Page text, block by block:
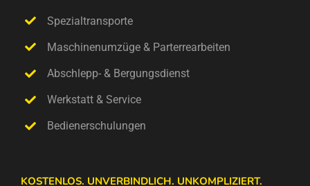
Spezialtransporte
Maschinenumzüge & Parterrearbeiten
Abschlepp- & Bergungsdienst
Werkstatt & Service
Bedienerschulungen
KOSTENLOS. UNVERBINDLICH. UNKOMPLIZIERT.